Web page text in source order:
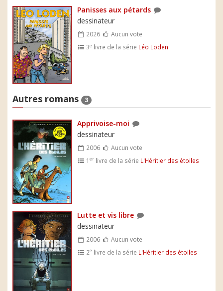
Panisses aux pétards
dessinateur
2026
Aucun vote
3e livre de la série Léo Loden
Autres romans 3
Apprivoise-moi
dessinateur
2006
Aucun vote
1er livre de la série L'Héritier des étoiles
Lutte et vis libre
dessinateur
2006
Aucun vote
2e livre de la série L'Héritier des étoiles